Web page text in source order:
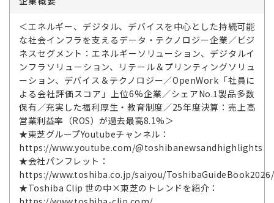
＜エネルギー、デジタル、デバイスを中心とした持続可能
な社会インフラを支えるデータ・テクノロジー企業／ビジ
ネスセグメント：エネルギーソリューション、デジタルイ
ンフラソリューション、リテール＆プリンティングソリュ
ーション、デバイス＆テクノロジー／OpenWork「社員に
よる会社評価スコア」上位6%企業／シェアNo.1製品多数
保有／充実した福利厚生・教育制度／25年度決算：売上高
営業利益率（ROS）が過去最高8.1%＞
★東芝グループYoutubeチャンネル：
https://www.youtube.com/@toshibanewsandhighlights
★会社パンフレット：
https://www.toshiba.co.jp/saiyou/
★Toshiba Clip 世の中×東芝のトレンドを紹介：